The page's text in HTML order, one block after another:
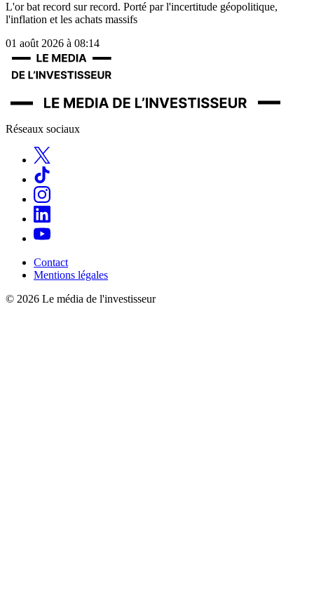
L'or bat record sur record. Porté par l'incertitude géopolitique,
l'inflation et les achats massifs
01 août 2026 à 08:14
Réseaux sociaux
Contact
Mentions légales
© 2026 Le média de l'investisseur